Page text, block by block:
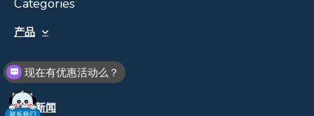
Categories
产品
解决方案
企业新闻
现在有优惠活动么？